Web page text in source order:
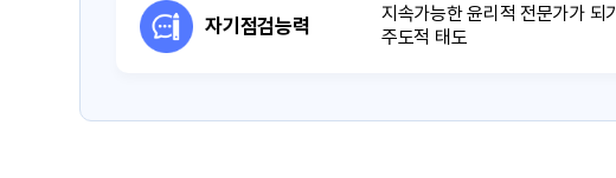
자기점검능력
지속가능한 윤리적 전문가가 되
주도적 태도